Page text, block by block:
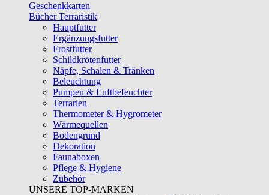
Geschenkkarten
Bücher Terraristik
Hauptfutter
Ergänzungsfutter
Frostfutter
Schildkrötenfutter
Näpfe, Schalen & Tränken
Beleuchtung
Pumpen & Luftbefeuchter
Terrarien
Thermometer & Hygrometer
Wärmequellen
Bodengrund
Dekoration
Faunaboxen
Pflege & Hygiene
Zubehör
UNSERE TOP-MARKEN